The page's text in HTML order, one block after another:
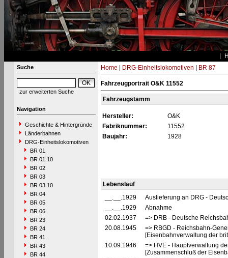
Suche
zur erweiterten Suche
Navigation
Geschichte & Hintergründe
Länderbahnen
DRG-Einheitslokomotiven
BR 01
BR 01.10
BR 02
BR 03
BR 03.10
BR 04
BR 05
BR 06
BR 23
BR 24
BR 41
BR 43
BR 44
Home DRG-Einheitslokomotiven BR 87
Fahrzeugportrait O&K 11552
Fahrzeugstamm
Hersteller:
O&K
Fabriknummer:
11552
Baujahr:
1928
Lebenslauf
__.__.1929
Auslieferung an DRG -
__.__.1929
Abnahme
02.02.1937
=> DRB - Deutsche
20.08.1945
=> RBGD - Reichsbahn-
[Eisenbahnverwaltung der
10.09.1946
=> HVE - Hauptverwaltung
[Zusammenschluß der